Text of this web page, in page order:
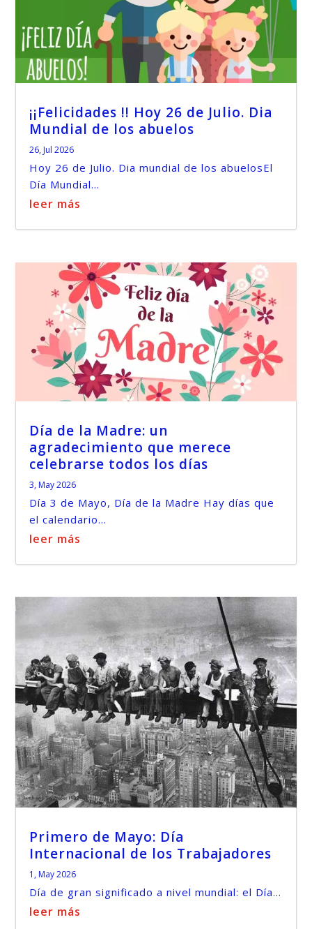
¡¡Felicidades !! Hoy 26 de Julio. Dia
Mundial de los abuelos
26, Jul 2026
Hoy 26 de Julio. Dia mundial de los abuelosEl
Día Mundial...
leer más
Día de la Madre: un
agradecimiento que merece
celebrarse todos los días
3, May 2026
Día 3 de Mayo, Día de la Madre Hay días que
el calendario...
leer más
Primero de Mayo: Día
Internacional de los Trabajadores
1, May 2026
Día de gran significado a nivel mundial: el Día...
leer más